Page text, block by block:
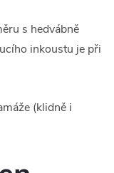
s hedvábně
inkoustu je při
(klidně i